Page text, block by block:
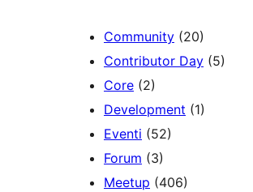
Community (20)
Contributor Day (5)
Core (2)
Development (1)
Eventi (52)
Forum (3)
Meetup (406)